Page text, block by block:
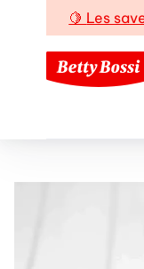
🍋 Les